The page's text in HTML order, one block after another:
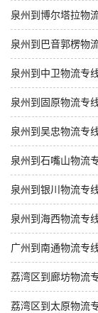
泉州到博尔塔拉物
泉州到巴音郭楞物
泉州到中卫物流专
泉州到固原物流专
泉州到吴忠物流专
泉州到石嘴山物流
泉州到银川物流专
泉州到海西物流专
广州到南通物流专
荔湾区到廊坊物流
荔湾区到太原物流